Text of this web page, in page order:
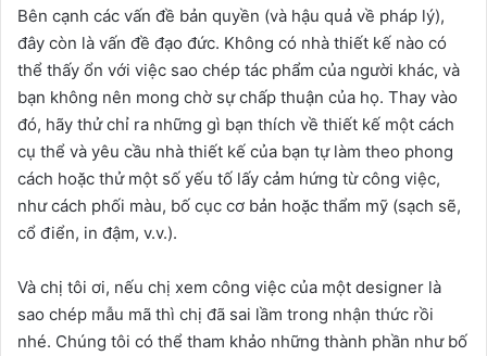
Bên cạnh các vấn đề bản quyền (và hậu quả về pháp lý),
đây còn là vấn đề đạo đức. Không có nhà thiết kế nào có
thể thấy ổn với việc sao chép tác phẩm của người khác, và
bạn không nên mong chờ sự chấp thuận của họ. Thay vào
đó, hãy thử chỉ ra những gì bạn thích về thiết kế một cách
cụ thể và yêu cầu nhà thiết kế của bạn tự làm theo phong
cách hoặc thử một số yếu tố lấy cảm hứng từ công việc,
như cách phối màu, bố cục cơ bản hoặc thẩm mỹ (sạch sẽ,
cổ điển, in đậm, v.v.).
Và chị tôi ơi, nếu chị xem công việc của một designer là
sao chép mẫu mã thì chị đã sai lầm trong nhận thức rồi
nhé. Chúng tôi có thể tham khảo những thành phần như bố